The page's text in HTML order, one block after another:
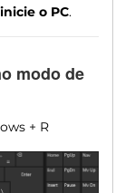
o PC.
modo de
+ R